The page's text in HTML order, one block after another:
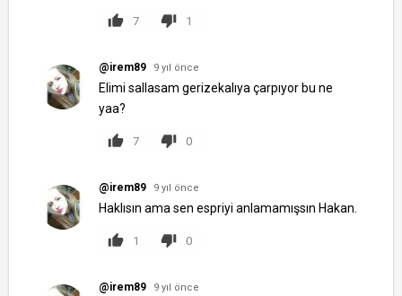
7 1
@irem89 9 yıl önce
Elimi sallasam gerizekalıya çarpıyor bu ne
yaa?
7 0
@irem89 9 yıl önce
Haklısın ama sen espriyi anlamamışsın Hakan.
1 0
@irem89 9 yıl önce